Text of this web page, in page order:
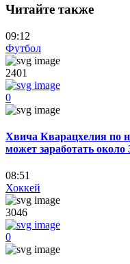
Читайте также
09:12
Футбол
2401
0
Хвича Кварацхелия по
может заработать
08:51
Хоккей
3046
0